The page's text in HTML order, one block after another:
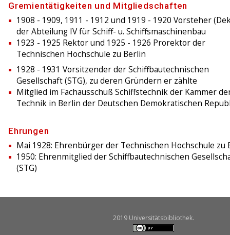
Gremientätigkeiten und Mitgliedschaften
1908 - 1909, 1911 - 1912 und 1919 - 1920 Vorsteher
der Abteilung IV für Schiff- u. Schiffsmaschinenbau
1923 - 1925 Rektor und 1925 - 1926 Prorektor der
Technischen Hochschule zu Berlin
1928 - 1931 Vorsitzender der Schiffbautechnischen
Gesellschaft (STG), zu deren Gründern er zählte
Mitglied im Fachausschuß Schiffstechnik der Kammer
Technik in Berlin der Deutschen Demokratischen
Ehrungen
Mai 1928: Ehrenbürger der Technischen Hochschule zu
1950: Ehrenmitglied der Schiffbautechnischen
(STG)
2019 Universitätsbibliothek.